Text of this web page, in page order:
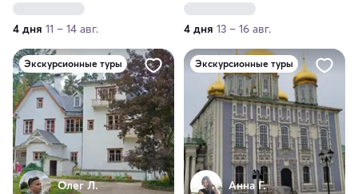
4 дня 11 – 14 авг. 4 дня 13 – 16 авг.
Экскурсионные туры
Олег Л.
Экскурсионные туры
Анна Г.